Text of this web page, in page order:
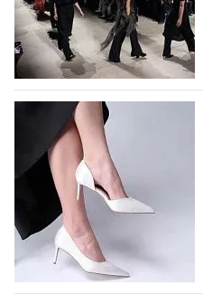
На участие в
подано 1047 заявок
На участие в седьмой
которая пройдет в
по 1 октября, уже подано
половину из них (494)
коллекции которых не
07.08.2026 361